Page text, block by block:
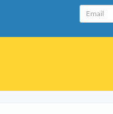
Email